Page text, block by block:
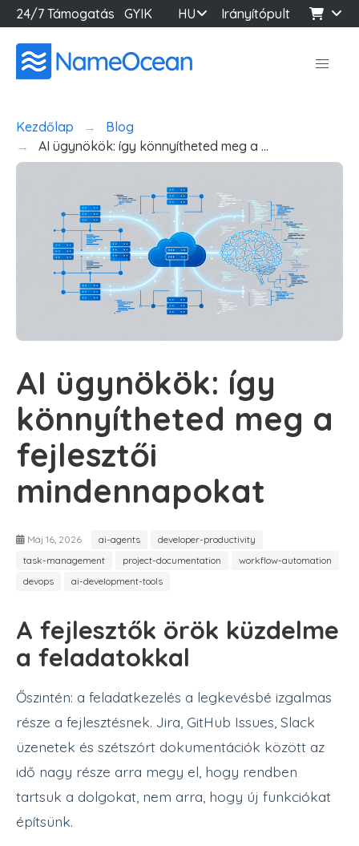
24/7 Támogatás GYIK HU Irányítópult
Kezdőlap
Blog
AI ügynökök: így könnyítheted meg a …
AI ügynökök: így
könnyítheted meg a
fejlesztői
mindennapokat
Máj 16, 2026 ai-agents
developer-productivity
task-management
project-documentation
workflow-automation
devops
ai-development-tools
A fejlesztők örök küzdelme
a feladatokkal
Őszintén: a feladatkezelés a legkevésbé izgalmas
része a fejlesztésnek. Jira, GitHub Issues, Slack
üzenetek és szétszórt dokumentációk között az
idő nagy része arra megy el, hogy rendben
tartsuk a dolgokat, nem arra, hogy új funkciókat
építsünk.